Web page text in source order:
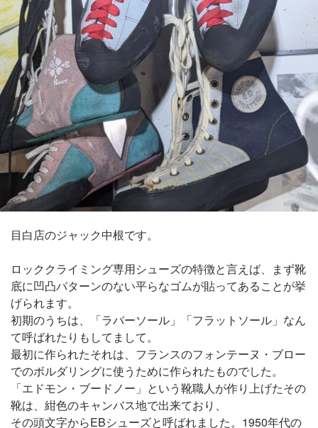
目白店のジャック中根です。
ロッククライミング専用シューズの特徴と言えば、まず靴
底に凹凸パターンのない平らなゴムが貼ってあることが挙
げられます。
初期のうちは、「ラバーソール」「フラットソール」なん
て呼ばれたりもしてまして。
最初に作られたそれは、フランスのフォンテーヌ・ブロー
でのボルダリングに使うために作られたものでした。
「エドモン・ブードノー」という靴職人が作り上げたその
靴は、紺色のキャンバス地で出来ており、
その頭文字からEBシューズと呼ばれました。1950年代の